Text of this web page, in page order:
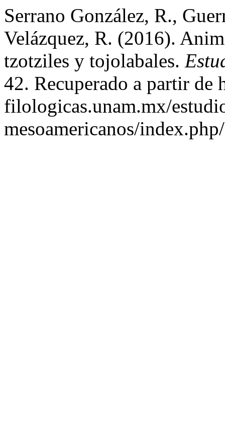
Serrano González, R.,
Velázquez, R. (2016).
tzotziles y tojolabales.
42. Recuperado a partir de
filologicas.unam.mx/
mesoamericanos/